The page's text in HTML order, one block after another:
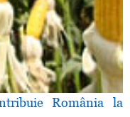
România la